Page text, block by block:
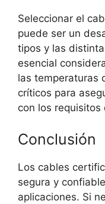
Seleccionar el
puede ser un
tipos y las
esencial
las temperaturas
críticos para
con los requisitos
Conclusión
Los cables
segura y
aplicaciones. Si